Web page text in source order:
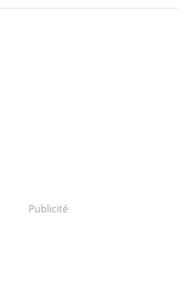
Publicité